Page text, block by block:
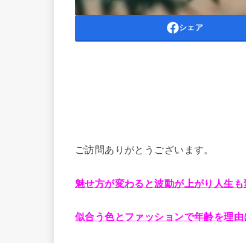
シェア
ご訪問ありがとうございます。
魅せ方が変わると波動が上がり人生も
似合う色とファッションで年齢を理由